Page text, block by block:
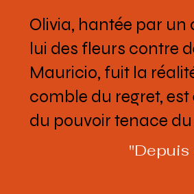
Olivia, hantée par un
lui des fleurs contre
Mauricio, fuit la
comble du regret,
du pouvoir tenace
"Depuis